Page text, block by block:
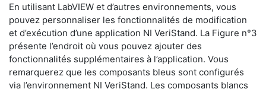
En utilisant LabVIEW et d’autres environnements, vous
pouvez personnaliser les fonctionnalités de modification
et d’exécution d’une application NI VeriStand. La Figure n°3
présente l’endroit où vous pouvez ajouter des
fonctionnalités supplémentaires à l’application. Vous
remarquerez que les composants bleus sont configurés
via l’environnement NI VeriStand. Les composants blancs